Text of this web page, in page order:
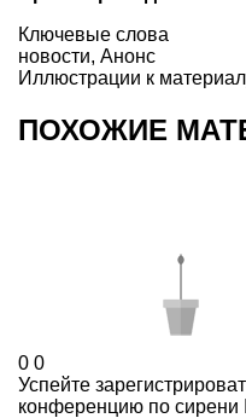
Ключевые слова
новости, Анонс
Иллюстрации к
ПОХОЖИЕ
0 0
Успейте
конференцию по сирени